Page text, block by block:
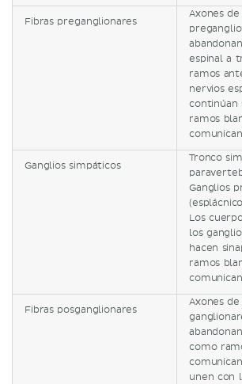
Fibras preganglionares
Axones
espinal a
ramos
nervios
continúan
ramos
Ganglios simpáticos
Tronco
Ganglios
Los
los
hacen
ramos
Fibras posganglionares
Axones
como
unen con